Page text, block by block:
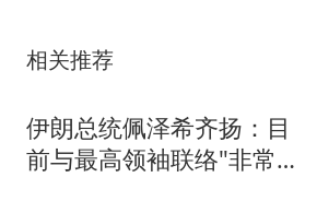
相关推荐
伊朗总统佩泽希齐扬：目
前与最高领袖联络"非常困